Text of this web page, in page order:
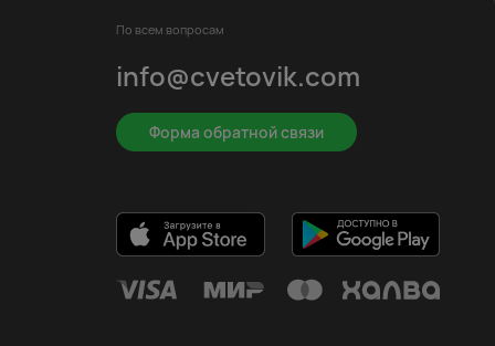
По всем вопросам
info@cvetovik.com
Форма обратной связи